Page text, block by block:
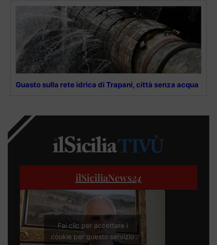
Guasto sulla rete idrica di Trapani, città senza acqua
ilSiciliaNews24
Fai clic per accettare i
cookie per questo servizio